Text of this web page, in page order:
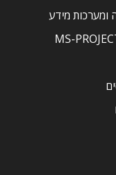
ומערכות מידע